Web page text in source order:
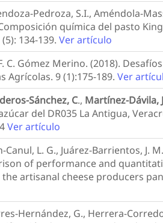
Pedroza, S.I., Améndola-
química del pasto
134-139.Ver artículo
C. Gómez Merino. (2018).
Agrícolas. 9 (1):175-189.Ver
Sánchez, C., Martínez-Dávila,
del DR035 La Antigua,
Ver artículo
Canul, L. G., Juárez-Barrientos, J.
of performance and
artisanal cheese producers
Hernández, G., Herrera-